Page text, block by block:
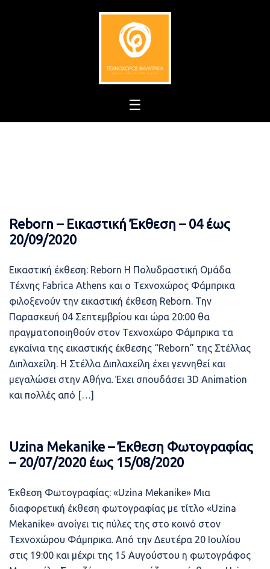
Reborn – Εικαστική Έκθεση – 04 έως
20/09/2020
Εικαστική έκθεση: Reborn Η Πολυδραστική Ομάδα
Τέχνης Fabrica Athens και ο Τεχνοχώρος Φάμπρικα
φιλοξενούν την εικαστική έκθεση Reborn. Την
Παρασκευή 04 Σεπτεμβρίου και ώρα 20:00 θα
πραγματοποιηθούν στον Τεχνοχώρο Φάμπρικα τα
εγκαίνια της εικαστικής έκθεσης “Reborn” της Στέλλας
Διπλαχείλη. Η Στέλλα Διπλαχείλη έχει γεννηθεί και
μεγαλώσει στην Αθήνα. Έχει σπουδάσει 3D Αnimation
και πολλές από […]
Uzina Mekanike – Έκθεση Φωτογραφίας
– 20/07/2020 έως 15/08/2020
Έκθεση Φωτογραφίας: «Uzina Mekanike» Μια
διαφορετική έκθεση φωτογραφίας με τίτλο «Uzina
Mekanike» ανοίγει τις πύλες της στο κοινό στον
Τεχνοχώρου Φάμπρικα. Από την Δευτέρα 20 Ιουλίου
στις 19:00 και μέχρι της 15 Αυγούστου η φωτογράφος